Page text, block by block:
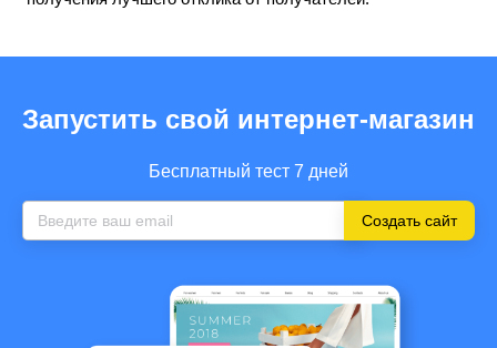
Запустить свой интернет-магазин
Бесплатный тест 7 дней
Создать сайт